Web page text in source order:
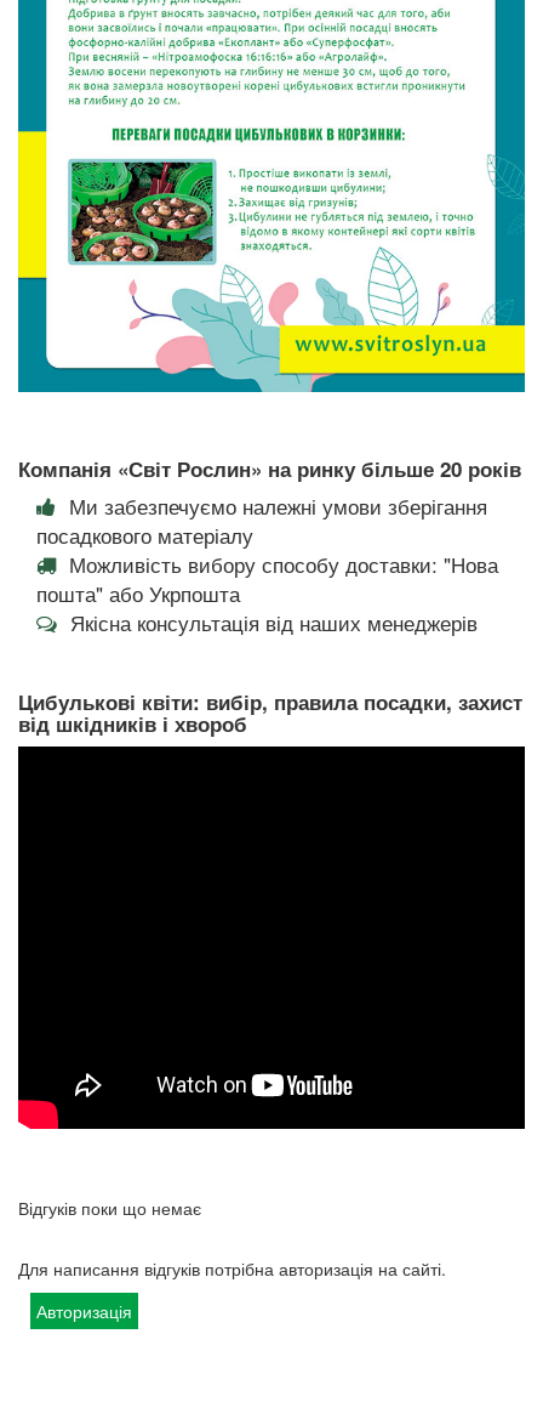
Компанія «Світ Рослин» на ринку більше 20 років
Ми забезпечуємо належні умови зберігання
посадкового матеріалу
Можливість вибору способу доставки: "Нова
пошта" або Укрпошта
Якісна консультація від наших менеджерів
Цибулькові квіти: вибір, правила посадки, захист
від шкідників і хвороб
Відгуків поки що немає
Для написання відгуків потрібна авторизація на сайті.
Авторизація